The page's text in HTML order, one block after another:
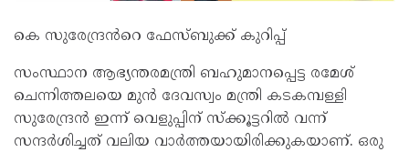
കെ സുരേന്ദ്രൻറെ ഫേസ്ബുക്ക് കുറിപ്പ്
സംസ്ഥാന ആഭ്യന്തരമന്ത്രി ബഹുമാനപ്പെട്ട രമേശ്
ചെന്നിത്തലയെ മുൻ ദേവസ്വം മന്ത്രി കടകമ്പള്ളി
സുരേന്ദ്രൻ ഇന്ന് വെളുപ്പിന് സ്ക്കൂട്ടറിൽ വന്ന്
സന്ദർശിച്ചത് വലിയ വാർത്തയായിരിക്കുകയാണ്. ഒരു